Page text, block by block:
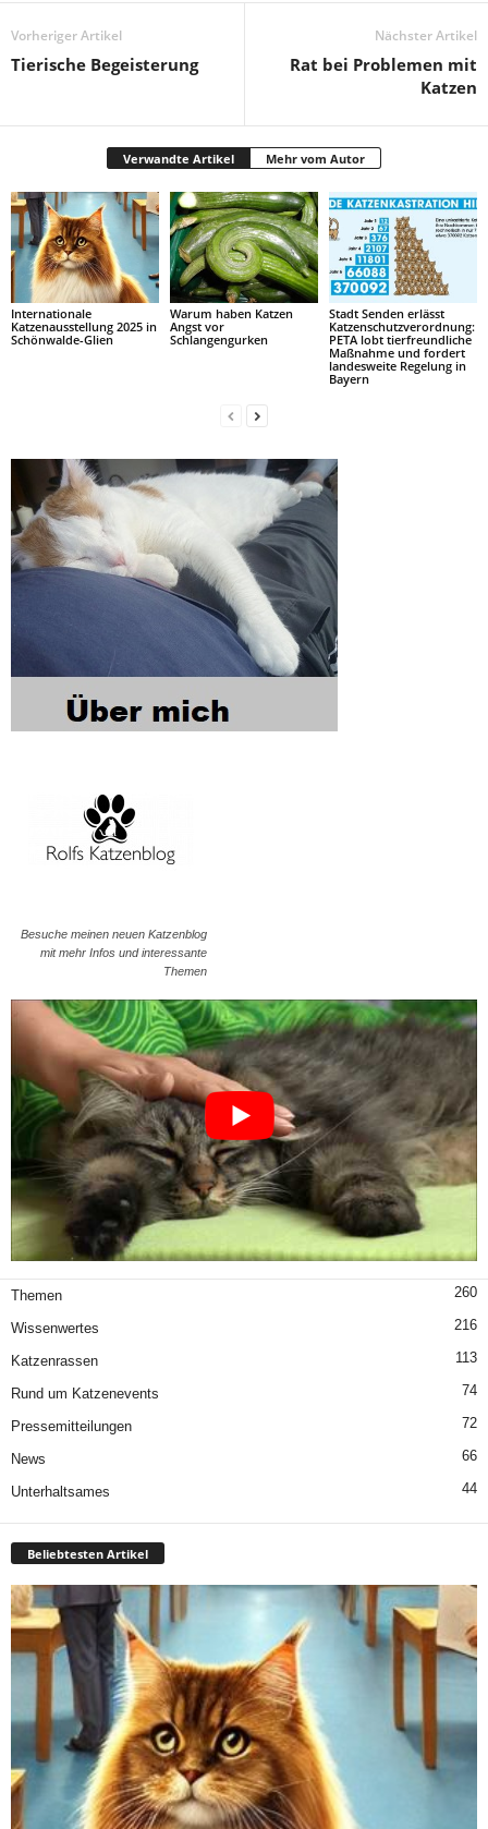
Vorheriger Artikel
Tierische Begeisterung
Nächster Artikel
Rat bei Problemen mit
Katzen
Verwandte Artikel Mehr vom Autor
Internationale
Katzenausstellung 2025 in
Schönwalde-Glien
Warum haben Katzen
Angst vor
Schlangengurken
Stadt Senden erlässt
Katzenschutzverordnung:
PETA lobt tierfreundliche
Maßnahme und fordert
landesweite Regelung in
Bayern
Besuche meinen neuen Katzenblog
mit mehr Infos und interessante
Themen
Themen 260
Wissenwertes 216
Katzenrassen 113
Rund um Katzenevents 74
Pressemitteilungen 72
News 66
Unterhaltsames 44
Beliebtesten Artikel